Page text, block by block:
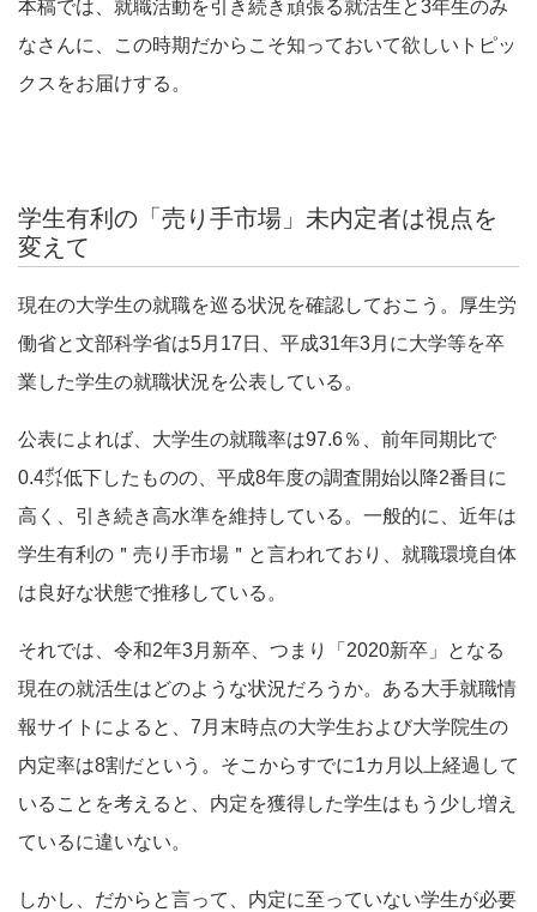
本稿では、就職活動を引き続き頑張る就活生と3年生のみ
なさんに、この時期だからこそ知っておいて欲しいトピッ
クスをお届けする。
学生有利の「売り手市場」未内定者は視点を
変えて
現在の大学生の就職を巡る状況を確認しておこう。厚生労
働省と文部科学省は5月17日、平成31年3月に大学等を卒
業した学生の就職状況を公表している。
公表によれば、大学生の就職率は97.6％、前年同期比で
0.4㌽低下したものの、平成8年度の調査開始以降2番目に
高く、引き続き高水準を維持している。一般的に、近年は
学生有利の＂売り手市場＂と言われており、就職環境自体
は良好な状態で推移している。
それでは、令和2年3月新卒、つまり「2020新卒」となる
現在の就活生はどのような状況だろうか。ある大手就職情
報サイトによると、7月末時点の大学生および大学院生の
内定率は8割だという。そこからすでに1カ月以上経過して
いることを考えると、内定を獲得した学生はもう少し増え
ているに違いない。
しかし、だからと言って、内定に至っていない学生が必要